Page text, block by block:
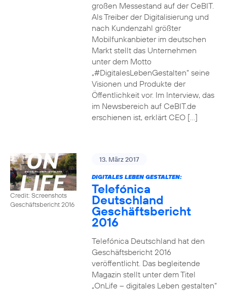
großen Messestand auf der CeBIT.
Als Treiber der Digitalisierung und
nach Kundenzahl größter
Mobilfunkanbieter im deutschen
Markt stellt das Unternehmen
unter dem Motto
„#DigitalesLebenGestalten“ seine
Visionen und Produkte der
Öffentlichkeit vor. Im Interview, das
im Newsbereich auf CeBIT.de
erschienen ist, erklärt CEO […]
Credit: Screenshots
Geschäftsbericht 2016
13. März 2017
DIGITALES LEBEN GESTALTEN:
Telefónica
Deutschland
Geschäftsbericht
2016
Telefónica Deutschland hat den
Geschäftsbericht 2016
veröffentlicht. Das begleitende
Magazin stellt unter dem Titel
„OnLife – digitales Leben gestalten“